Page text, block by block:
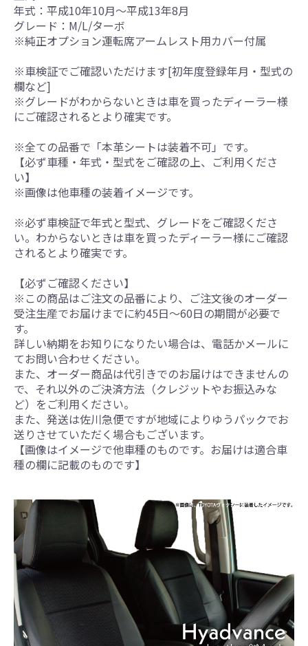
年式：平成10年10月～平成13年8月
グレード：M/L/ターボ
※純正オプション運転席アームレスト用カバー付属
※車検証でご確認いただけます[初年度登録年月・型式の
欄など]
※グレードがわからないときは車を買ったディーラー様
にご確認されるとより確実です。
※全ての品番で「本革シートは装着不可」です。
【必ず車種・年式・型式をご確認の上、ご利用くださ
い】
※画像は他車種の装着イメージです。
※必ず車検証で年式と型式、グレードをご確認くださ
い。わからないときは車を買ったディーラー様にご確認
されるとより確実です。
【必ずご確認ください】
※この商品はご注文の品番により、ご注文後のオーダー
受注生産でお届けまでに約45日～60日の期間が必要で
す。
詳しい納期をお知りになりたい場合は、電話かメールに
てお問い合わせください。
また、オーダー商品は代引きでのお届けはできませんの
で、それ以外のご決済方法（クレジットやお振込みな
ど）をご利用ください。
また、発送は佐川急便ですが地域によりゆうパックでお
送りさせていただく場合もございます。
【画像はイメージで他車種のものです。お届けは適合車
種の欄に記載のものです】